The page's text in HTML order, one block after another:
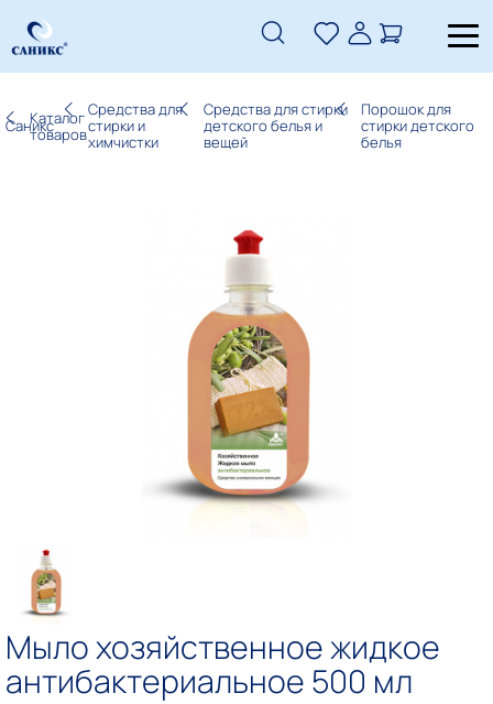
СаниксКаталог
товаров
Средства для
стирки и
химчистки
Средства для стирки
детского белья и
вещей
Порошок для
стирки детского
белья
Мыло хозяйственное жидкое
антибактериальное 500 мл